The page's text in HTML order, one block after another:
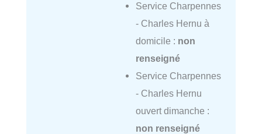
Service Charpennes
- Charles Hernu à
domicile : non
renseigné
Service Charpennes
- Charles Hernu
ouvert dimanche :
non renseigné